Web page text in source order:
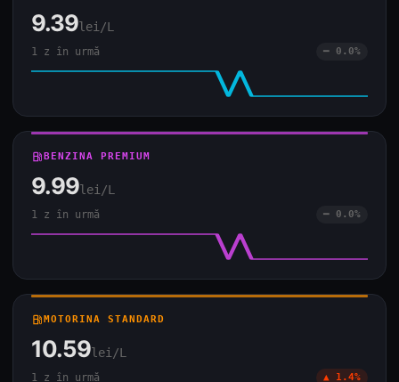
9.39lei/L
1 z în urmă ━ 0.0%
local_gas_stationBENZINA PREMIUM
9.99lei/L
1 z în urmă ━ 0.0%
local_gas_stationMOTORINA STANDARD
10.59lei/L
1 z în urmă ▲ 1.4%